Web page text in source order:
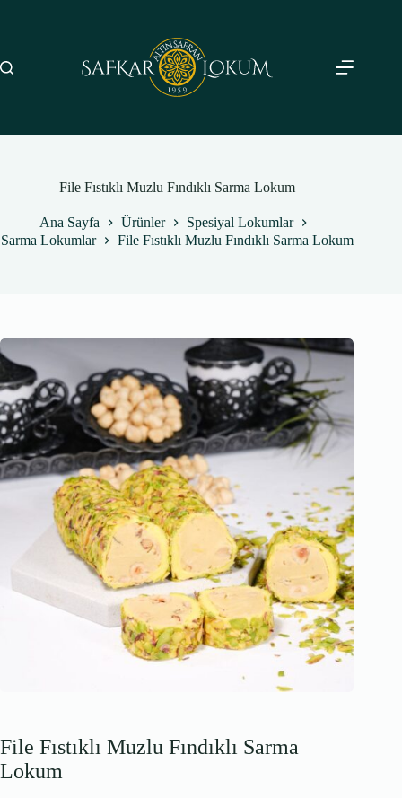
File Fıstıklı Muzlu Fındıklı Sarma Lokum
Ana Sayfa Ürünler
Spesiyal Lokumlar
Sarma Lokumlar
File Fıstıklı Muzlu Fındıklı Sarma Lokum
File Fıstıklı Muzlu Fındıklı Sarma
Lokum